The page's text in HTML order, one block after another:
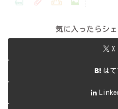
気に入ったらシ
X
はて